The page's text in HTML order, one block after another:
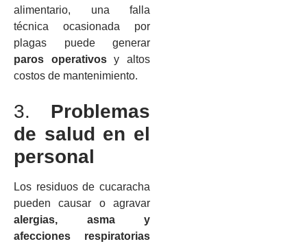
alimentario, una falla
técnica ocasionada por
plagas puede generar
paros operativosy altos
costos de mantenimiento.
3. Problemas
de salud en el
personal
Los residuos de cucaracha
pueden causar o agravar
alergias, asma y
afecciones respiratorias